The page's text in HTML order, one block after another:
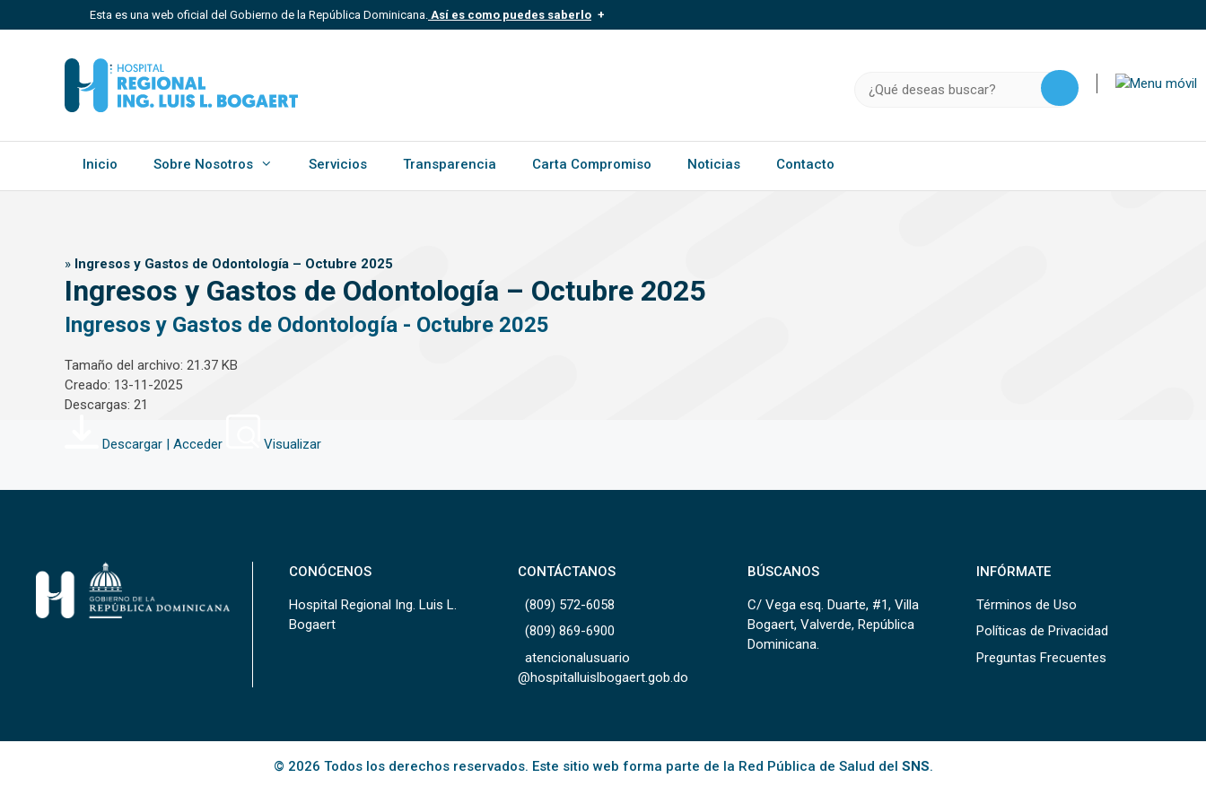
al
Esta es una web oficial del Gobierno de la República Dominicana. Así es como puedes saberlo
Un sitio .gob.do, .gov.do o .mil.do significa que pertenece a una organización oficial del
Estado dominicano.
.gob.do o .gov.do. Comparte información confidencial solo en este tipo de sitios.
Inicio Sobre Nosotros Servicios Transparencia Carta Compromiso Noticias Contacto
» Ingresos y Gastos de Odontología – Octubre 2025
Ingresos y Gastos de Odontología – Octubre 2025
Ingresos y Gastos de Odontología - Octubre 2025
Tamaño del archivo: 21.37 KB
Creado: 13-11-2025
Descargas: 21
Descargar | Acceder Visualizar
CONÓCENOS
Hospital Regional Ing. Luis L.
Bogaert
CONTÁCTANOS
(809) 572-6058
(809) 869-6900
atencionalusuario
@hospitalluislbogaert.gob.do
BÚSCANOS
C/ Vega esq. Duarte, #1, Villa
Bogaert, Valverde, República
Dominicana.
INFÓRMATE
Términos de Uso
Políticas de Privacidad
Preguntas Frecuentes
© 2026 Todos los derechos reservados. Este sitio web forma parte de la Red Pública de Salud del SNS.